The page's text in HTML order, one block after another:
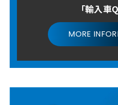
「輸入車
MORE